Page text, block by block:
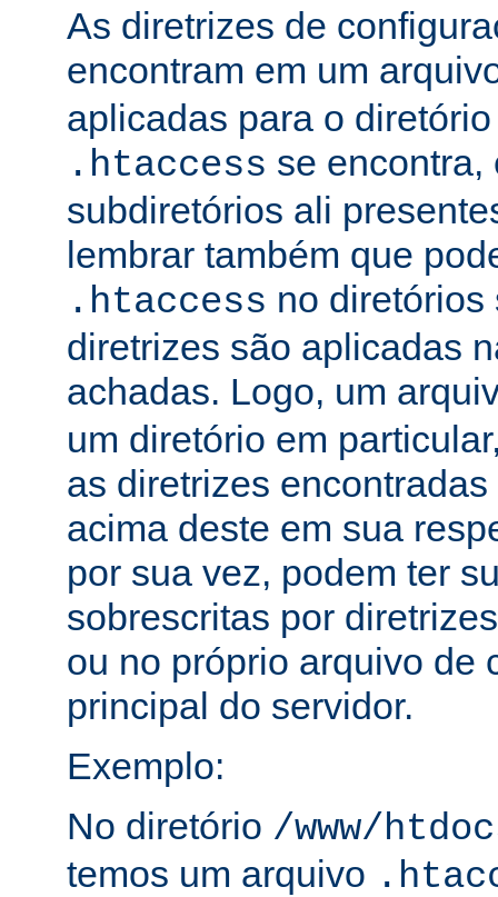
As diretrizes de
encontram em um
aplicadas para o
.htaccess se encontra,
subdiretórios ali
lembrar também que
.htaccess no diretórios
diretrizes são aplicadas
achadas. Logo, um
um diretório em
as diretrizes
acima deste em sua
por sua vez, podem ter
sobrescritas por
ou no próprio arquivo de
principal do servidor.
Exemplo:
No diretório /www/
temos um arquivo